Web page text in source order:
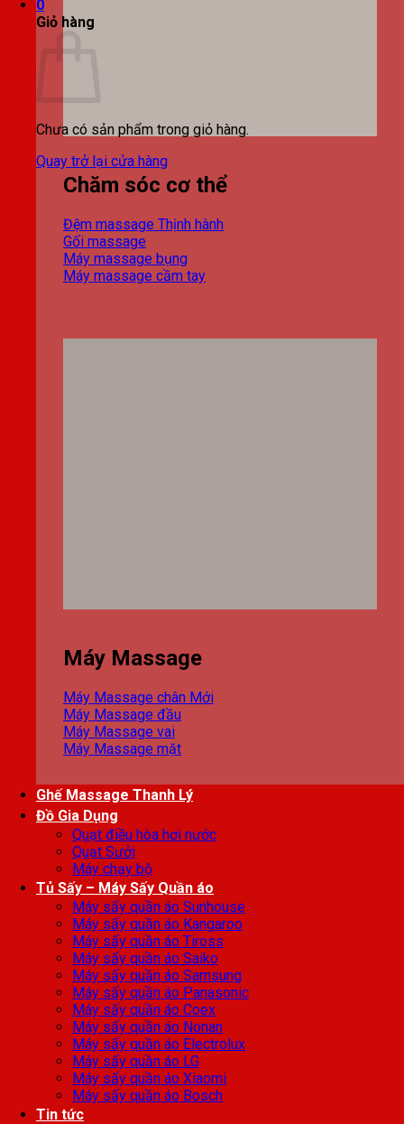
0
Giỏ hàng
Chưa có sản phẩm trong giỏ hàng.
Quay trở lại cửa hàng
Chăm sóc cơ thể
Đệm massage
Gối massage
Máy massage bụng
Máy massage cầm tay
Máy Massage
Máy Massage chân
Máy Massage đầu
Máy Massage vai
Máy Massage mặt
Ghế Massage Thanh Lý
Đồ Gia Dụng
Quạt điều hòa hơi nước
Quạt Sưởi
Máy chạy bộ
Tủ Sấy – Máy Sấy Quần áo
Máy sấy quần áo Sunhouse
Máy sấy quần áo Kangaroo
Máy sấy quần áo Tiross
Máy sấy quần áo Saiko
Máy sấy quần áo Samsung
Máy sấy quần áo Panasonic
Máy sấy quần áo Coex
Máy sấy quần áo Nonan
Máy sấy quần áo Electrolux
Máy sấy quần áo LG
Máy sấy quần áo Xiaomi
Máy sấy quần áo Bosch
Tin tức